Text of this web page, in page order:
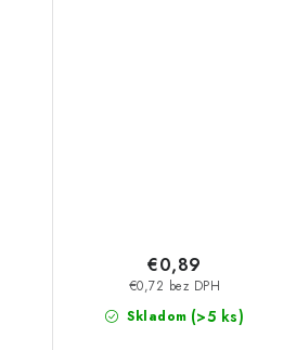
Skladom (>5 ks)
€0,72 bez DPH
€0,89